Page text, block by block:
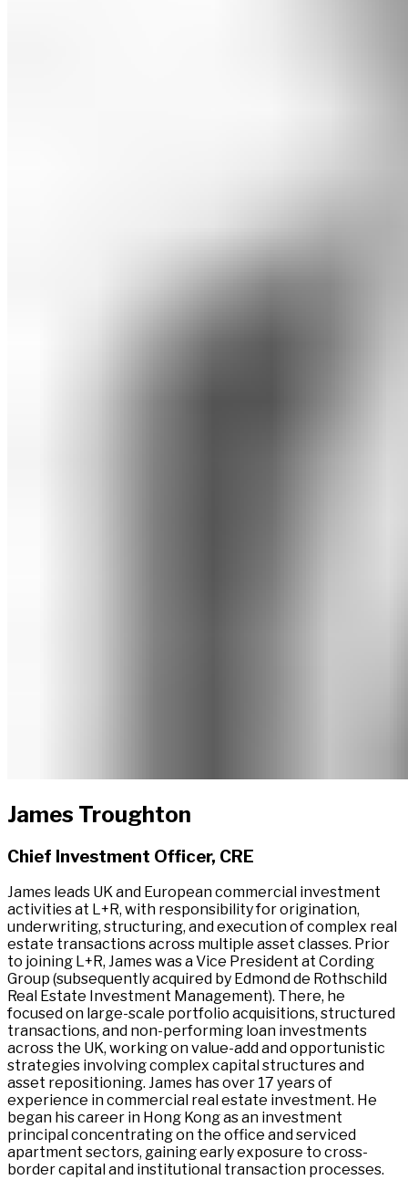
James Troughton​​​​‌ ‍ ​‍​‍‌‍ ‌ ​‍‌‍‍‌‌‍‌ ‌‍‍‌‌‍ ‍​‍​‍​ ‍‍​‍​‍‌ ​ ‌‍​‌‌‍ ‍‌‍‍‌‌ ‌​‌ ‍‌​‍ ‍‌‍‍‌‌‍ ​‍​‍​‍ ​​‍​‍‌‍‍​‌ ​‍‌‍‌‌‌‍‌‍​‍​‍​ ‍‍​‍​‍‌‍‍​‌ ‌​‌ ‌​‌ ​​‌ ​ ​ ‍‍​‍ ​‍ ‌‍ ​​‍ ‌‌‍​‌‌‍ ‍‌‍‌​​‍ ‌‌ ​‍​‍ ‌‌‍‍​‌‍ ‌ ‌​‌‍‌‌‌‍ ​‌ ​ ​‍ ‌‌ ​ ‌ ‌​‌ ‌‌‌‍‌​‌‍‍‌‌‍ ​‍ ‍‌ ‌‍‌‍‌‌‌ ​‍‌‍​ ‌‍‌‌‌‍ ​​‍ ‍‌‍​‌‌ ​​‌ ​​​‍ ‌‍‍‌‌‍ ‍‌ ‌​‌‍‌‌‌‍ ‍‌ ‌​​‍ ‌‍‌‌‌‍‌​‌‍‍‌‌ ‌​​‍ ‌‍ ‌‌‍ ‌‍‌​‌‍‌‌​ ‌‌ ​​‌ ​‍‌‍‌‌‌ ​ ‌‍‌‌‌‍ ‍‌ ‌​‌‍​‌‌ ‌​‌‍‍‌‌‍ ‌‍ ‍​ ‍ ‌‍‍‌‌‍‌​​ ‌​ ​​​ ‌‌​ ​​‌‍​‍​ ‌‍​ ​‍​ ‌ ​ ​‍​‍ ‌​ ‌‌​ ​‍‌‍‌‍​ ​‍​‍ ‌​ ‌​​ ‍‌‌‍‌‌​ ‌ ​‍ ‌‌‍​‌​ ‌‌​ ​ ‌‍​ ​‍ ‌‌‍​‌​ ​‍​ ‍‌‌‍‌‍‌‍​ ‌‍‌‌‌‍​‍​ ‌‌​ ​‍​ ‌ ​ ​‍​ ​​​ ‍ ‌ ‌​‌ ‍‌‌ ​​‌‍‌‌​ ‌‌‍​ ‌‍ ‌ ​‍‌ ​​‌‍ ‌ ​‍‌‍​‌‌ ‌​‌‍‌‌‌‌‌​‌‍‌‌‌‍​‌‌‍ ‌‌​ ‌‌‍‌‌‌‍ ‌‌‍​‍‌‍‌‌‌ ​‍​ ‍ ‌ ​​‌‍​‌‌ ‌​‌‍‍​​ ‌‌‍ ‍‌‍​‌‌‍ ‌‌‍‌‌​ ‌‍​‍‌‍​‌‌ ​ ‌‍‌‌‌‌‌‌‌ ​‍‌‍ ​​ ‌‌‍‍​‌ ‌​‌ ‌​‌ ​​‌ ​ ​‍‌‌​ ​ ‌​​‌​‍‌‌​ ​‍‌​‌‍​‍‌‌​ ​‍‌​‌‍‌‍ ​​‍ ‌‌‍​‌‌‍ ‍‌‍‌​​‍ ‌‌ ​‍​‍ ‌‌‍‍​‌‍ ‌ ‌​‌‍‌‌‌‍ ​‌ ​ ​‍ ‌‌ ​ ‌ ‌​‌ ‌‌‌‍‌​‌‍‍‌‌‍ ​‍ ‍‌ ‌‍‌‍‌‌‌ ​‍‌‍​ ‌‍‌‌‌‍ ​​‍ ‍‌‍​‌‌ ​​‌ ​​​‍‌‍‌‍‍‌‌‍‌​​ ‌​ ​​​ ‌‌​ ​​‌‍​‍​ ‌‍​ ​‍​ ‌ ​ ​‍​‍ ‌​ ‌‌​ ​‍‌‍‌‍​ ​‍​‍ ‌​ ‌​​ ‍‌‌‍‌‌​ ‌ ​‍ ‌‌‍​‌​ ‌‌​ ​ ‌‍​ ​‍ ‌‌‍​‌​ ​‍​ ‍‌‌‍‌‍‌‍​ ‌‍‌‌‌‍​‍​ ‌‌​ ​‍​ ‌ ​ ​‍​ ​​​‍‌‍‌ ‌​‌ ‍‌‌ ​​‌‍‌‌​ ‌‌‍​ ‌‍ ‌ ​‍‌ ​​‌‍ ‌ ​‍‌‍​‌‌ ‌​‌‍‌‌‌‌‌​‌‍‌‌‌‍​‌‌‍ ‌‌​ ‌‌‍‌‌‌‍ ‌‌‍​‍‌‍‌‌‌ ​‍​‍‌‍‌ ​​‌‍​‌‌ ‌​‌‍‍​​ ‌‌‍ ‍‌‍​‌‌‍ ‌‌‍‌‌​‍‌‍‌ ​​‌‍‌‌‌ ​‍‌ ​ ‌ ​​‌‍‌‌‌‍​ ‌ ‌​‌‍‍‌‌ ‌‍‌‍‌‌​ ‌‌ ​​‌ ‌‌‌‍​‍‌‍ ​‌‍‍‌‌ ​ ‌‍‍​‌‍‌‌‌‍‌​​‍​‍‌ ‌
Chief Investment Officer, CRE​​​​‌ ‍ ​‍​‍‌‍ ‌ ​‍‌‍‍‌‌‍‌ ‌‍‍‌‌‍ ‍​‍​‍​ ‍‍​‍​‍‌ ​ ‌‍​‌‌‍ ‍‌‍‍‌‌ ‌​‌ ‍‌​‍ ‍‌‍‍‌‌‍ ​‍​‍​‍ ​​‍​‍‌‍‍​‌ ​‍‌‍‌‌‌‍‌‍​‍​‍​ ‍‍​‍​‍‌‍‍​‌ ‌​‌ ‌​‌ ​​‌ ​ ​ ‍‍​‍ ​‍ ‌‍ ​​‍ ‌‌‍​‌‌‍ ‍‌‍‌​​‍ ‌‌ ​‍​‍ ‌‌‍‍​‌‍ ‌ ‌​‌‍‌‌‌‍ ​‌ ​ ​‍ ‌‌ ​ ‌ ‌​‌ ‌‌‌‍‌​‌‍‍‌‌‍ ​‍ ‍‌ ‌‍‌‍‌‌‌ ​‍‌‍​ ‌‍‌‌‌‍ ​​‍ ‍‌‍​‌‌ ​​‌ ​​​‍ ‌‍‍‌‌‍ ‍‌ ‌​‌‍‌‌‌‍ ‍‌ ‌​​‍ ‌‍‌‌‌‍‌​‌‍‍‌‌ ‌​​‍ ‌‍ ‌‌‍ ‌‍‌​‌‍‌‌​ ‌‌ ​​‌ ​‍‌‍‌‌‌ ​ ‌‍‌‌‌‍ ‍‌ ‌​‌‍​‌‌ ‌​‌‍‍‌‌‍ ‌‍ ‍​ ‍ ‌‍‍‌‌‍‌​​ ‌​ ​​​ ‌‌​ ​​‌‍​‍​ ‌‍​ ​‍​ ‌ ​ ​‍​‍ ‌​ ‌‌​ ​‍‌‍‌‍​ ​‍​‍ ‌​ ‌​​ ‍‌‌‍‌‌​ ‌ ​‍ ‌‌‍​‌​ ‌‌​ ​ ‌‍​ ​‍ ‌‌‍​‌​ ​‍​ ‍‌‌‍‌‍‌‍​ ‌‍‌‌‌‍​‍​ ‌‌​ ​‍​ ‌ ​ ​‍​ ​​​ ‍ ‌ ‌​‌ ‍‌‌ ​​‌‍‌‌​ ‌‌‍​ ‌‍ ‌ ​‍‌ ​​‌‍ ‌ ​‍‌‍​‌‌ ‌​‌‍‌‌‌‌‌​‌‍‌‌‌‍​‌‌‍ ‌‌​ ‌‌‍‌‌‌‍ ‌‌‍​‍‌‍‌‌‌ ​‍​ ‍ ‌ ​​‌‍​‌‌ ‌​‌‍‍​​ ‌‌ ​‍‌‍ ‌‍ ​‌‍‌‌​ ‌‍​‍‌‍​‌‌ ​ ‌‍‌‌‌‌‌‌‌ ​‍‌‍ ​​ ‌‌‍‍​‌ ‌​‌ ‌​‌ ​​‌ ​ ​‍‌‌​ ​ ‌​​‌​‍‌‌​ ​‍‌​‌‍​‍‌‌​ ​‍‌​‌‍‌‍ ​​‍ ‌‌‍​‌‌‍ ‍‌‍‌​​‍ ‌‌ ​‍​‍ ‌‌‍‍​‌‍ ‌ ‌​‌‍‌‌‌‍ ​‌ ​ ​‍ ‌‌ ​ ‌ ‌​‌ ‌‌‌‍‌​‌‍‍‌‌‍ ​‍ ‍‌ ‌‍‌‍‌‌‌ ​‍‌‍​ ‌‍‌‌‌‍ ​​‍ ‍‌‍​‌‌ ​​‌ ​​​‍‌‍‌‍‍‌‌‍‌​​ ‌​ ​​​ ‌‌​ ​​‌‍​‍​ ‌‍​ ​‍​ ‌ ​ ​‍​‍ ‌​ ‌‌​ ​‍‌‍‌‍​ ​‍​‍ ‌​ ‌​​ ‍‌‌‍‌‌​ ‌ ​‍ ‌‌‍​‌​ ‌‌​ ​ ‌‍​ ​‍ ‌‌‍​‌​ ​‍​ ‍‌‌‍‌‍‌‍​ ‌‍‌‌‌‍​‍​ ‌‌​ ​‍​ ‌ ​ ​‍​ ​​​‍‌‍‌ ‌​‌ ‍‌‌ ​​‌‍‌‌​ ‌‌‍​ ‌‍ ‌ ​‍‌ ​​‌‍ ‌ ​‍‌‍​‌‌ ‌​‌‍‌‌‌‌‌​‌‍‌‌‌‍​‌‌‍ ‌‌​ ‌‌‍‌‌‌‍ ‌‌‍​‍‌‍‌‌‌ ​‍​‍‌‍‌ ​​‌‍​‌‌ ‌​‌‍‍​​ ‌‌ ​‍‌‍ ‌‍ ​‌‍‌‌​‍‌‍‌ ​​‌‍‌‌‌ ​‍‌ ​ ‌ ​​‌‍‌‌‌‍​ ‌ ‌​‌‍‍‌‌ ‌‍‌‍‌‌​ ‌‌ ​​‌ ‌‌‌‍​‍‌‍ ​‌‍‍‌‌ ​ ‌‍‍​‌‍‌‌‌‍‌​​‍​‍‌ ‌
James leads UK and European commercial investment
activities at L+R, with responsibility for origination,
underwriting, structuring, and execution of complex real
estate transactions across multiple asset classes. Prior
to joining L+R, James was a Vice President at Cording
Group (subsequently acquired by Edmond de Rothschild
Real Estate Investment Management). There, he
focused on large-scale portfolio acquisitions, structured
transactions, and non-performing loan investments
across the UK, working on value-add and opportunistic
strategies involving complex capital structures and
asset repositioning. James has over 17 years of
experience in commercial real estate investment. He
began his career in Hong Kong as an investment
principal concentrating on the office and serviced
apartment sectors, gaining early exposure to cross-
border capital and institutional transaction processes.​​​​‌ ‍ ​‍​‍‌‍ ‌ ​‍‌‍‍‌‌‍‌ ‌‍‍‌‌‍ ‍​‍​‍​ ‍‍​‍​‍‌ ​ ‌‍​‌‌‍ ‍‌‍‍‌‌ ‌​‌ ‍‌​‍ ‍‌‍‍‌‌‍ ​‍​‍​‍ ​​‍​‍‌‍‍​‌ ​‍‌‍‌‌‌‍‌‍​‍​‍​ ‍‍​‍​‍‌‍‍​‌ ‌​‌ ‌​‌ ​​‌ ​ ​ ‍‍​‍ ​‍ ‌‍ ​​‍ ‌‌‍​‌‌‍ ‍‌‍‌​​‍ ‌‌ ​‍​‍ ‌‌‍‍​‌‍ ‌ ‌​‌‍‌‌‌‍ ​‌ ​ ​‍ ‌‌ ​ ‌ ‌​‌ ‌‌‌‍‌​‌‍‍‌‌‍ ​‍ ‍‌ ‌‍‌‍‌‌‌ ​‍‌‍​ ‌‍‌‌‌‍ ​​‍ ‍‌‍​‌‌ ​​‌ ​​​‍ ‌‍‍‌‌‍ ‍‌ ‌​‌‍‌‌‌‍ ‍‌ ‌​​‍ ‌‍‌‌‌‍‌​‌‍‍‌‌ ‌​​‍ ‌‍ ‌‌‍ ‌‍‌​‌‍‌‌​ ‌‌ ​​‌ ​‍‌‍‌‌‌ ​ ‌‍‌‌‌‍ ‍‌ ‌​‌‍​‌‌ ‌​‌‍‍‌‌‍ ‌‍ ‍​ ‍ ‌‍‍‌‌‍‌​​ ‌​ ​​​ ‌‌​ ​​‌‍​‍​ ‌‍​ ​‍​ ‌ ​ ​‍​‍ ‌​ ‌‌​ ​‍‌‍‌‍​ ​‍​‍ ‌​ ‌​​ ‍‌‌‍‌‌​ ‌ ​‍ ‌‌‍​‌​ ‌‌​ ​ ‌‍​ ​‍ ‌‌‍​‌​ ​‍​ ‍‌‌‍‌‍‌‍​ ‌‍‌‌‌‍​‍​ ‌‌​ ​‍​ ‌ ​ ​‍​ ​​​ ‍ ‌ ‌​‌ ‍‌‌ ​​‌‍‌‌​ ‌‌‍​ ‌‍ ‌ ​‍‌ ​​‌‍ ‌ ​‍‌‍​‌‌ ‌​‌‍‌‌‌‌‌​‌‍‌‌‌‍​‌‌‍ ‌‌​ ‌‌‍‌‌‌‍ ‌‌‍​‍‌‍‌‌‌ ​‍​ ‍ ‌ ​​‌‍​‌‌ ‌​‌‍‍​​ ‌‌‍​‍‌‍‍‌‌‍ ​ ‌‍​‍‌‍​‌‌ ​ ‌‍‌‌‌‌‌‌‌ ​‍‌‍ ​​ ‌‌‍‍​‌ ‌​‌ ‌​‌ ​​‌ ​ ​‍‌‌​ ​ ‌​​‌​‍‌‌​ ​‍‌​‌‍​‍‌‌​ ​‍‌​‌‍‌‍ ​​‍ ‌‌‍​‌‌‍ ‍‌‍‌​​‍ ‌‌ ​‍​‍ ‌‌‍‍​‌‍ ‌ ‌​‌‍‌‌‌‍ ​‌ ​ ​‍ ‌‌ ​ ‌ ‌​‌ ‌‌‌‍‌​‌‍‍‌‌‍ ​‍ ‍‌ ‌‍‌‍‌‌‌ ​‍‌‍​ ‌‍‌‌‌‍ ​​‍ ‍‌‍​‌‌ ​​‌ ​​​‍‌‍‌‍‍‌‌‍‌​​ ‌​ ​​​ ‌‌​ ​​‌‍​‍​ ‌‍​ ​‍​ ‌ ​ ​‍​‍ ‌​ ‌‌​ ​‍‌‍‌‍​ ​‍​‍ ‌​ ‌​​ ‍‌‌‍‌‌​ ‌ ​‍ ‌‌‍​‌​ ‌‌​ ​ ‌‍​ ​‍ ‌‌‍​‌​ ​‍​ ‍‌‌‍‌‍‌‍​ ‌‍‌‌‌‍​‍​ ‌‌​ ​‍​ ‌ ​ ​‍​ ​​​‍‌‍‌ ‌​‌ ‍‌‌ ​​‌‍‌‌​ ‌‌‍​ ‌‍ ‌ ​‍‌ ​​‌‍ ‌ ​‍‌‍​‌‌ ‌​‌‍‌‌‌‌‌​‌‍‌‌‌‍​‌‌‍ ‌‌​ ‌‌‍‌‌‌‍ ‌‌‍​‍‌‍‌‌‌ ​‍​‍‌‍‌ ​​‌‍​‌‌ ‌​‌‍‍​​ ‌‌‍​‍‌‍‍‌‌‍ ​‍‌‍‌ ​​‌‍‌‌‌ ​‍‌ ​ ‌ ​​‌‍‌‌‌‍​ ‌ ‌​‌‍‍‌‌ ‌‍‌‍‌‌​ ‌‌ ​​‌ ‌‌‌‍​‍‌‍ ​‌‍‍‌‌ ​ ‌‍‍​‌‍‌‌‌‍‌​​‍​‍‌ ‌